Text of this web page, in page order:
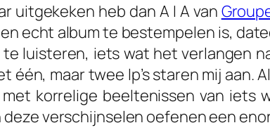
uitgekeken heb dan A I A van
echt album te bestempelen is,
luisteren, iets wat het verlangen
maar twee lp’s staren mij aan.
korrelige beeltenissen van iets
verschijnselen oefenen een